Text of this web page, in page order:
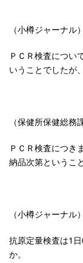
（小樽ジャーナル）
ＰＣＲ検査につい
いうことでしたが
（保健所保健総務
ＰＣＲ検査につき
納品次第というこ
（小樽ジャーナル）
抗原定量検査は1
か。